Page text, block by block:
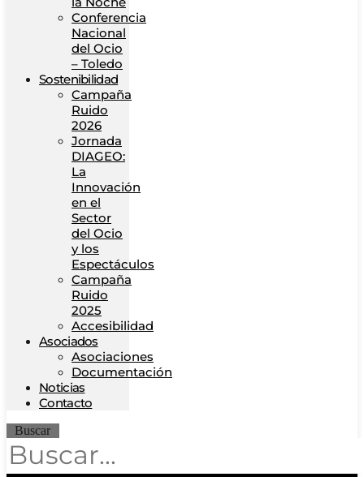
Conferencia
Nacional
del Ocio
– Toledo
Sostenibilidad
Campaña
Ruido
2026
Jornada
DIAGEO:
La
Innovación
en el
Sector
del Ocio
y los
Espectáculos
Campaña
Ruido
2025
Accesibilidad
Asociados
Asociaciones
Documentación
Noticias
Contacto
Buscar